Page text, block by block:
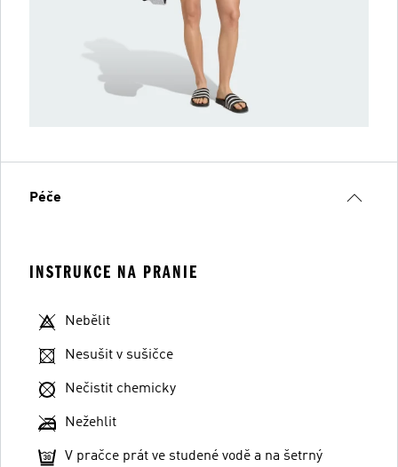
Péče
INSTRUKCE NA PRANIE
Nebělit
Nesušit v sušičce
Nečistit chemicky
Nežehlit
V pračce prát ve studené vodě a na šetrný